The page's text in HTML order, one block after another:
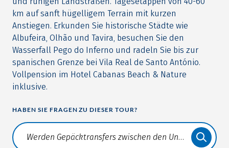
km auf sanft hügelligem Terrain mit kurzen
Anstiegen. Erkunden Sie historische Städte wie
Albufeira, Olhão und Tavira, besuchen Sie den
Wasserfall Pego do Inferno und radeln Sie bis zur
spanischen Grenze bei Vila Real de Santo António.
Vollpension im Hotel Cabanas Beach & Nature
inklusive.
HABEN SIE FRAGEN ZU DIESER TOUR?
Translate: a11y.faq.search